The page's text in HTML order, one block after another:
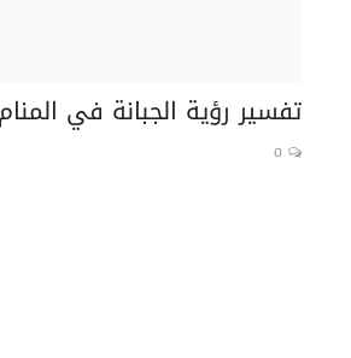
تفسير رؤية الذباب في المنام
0